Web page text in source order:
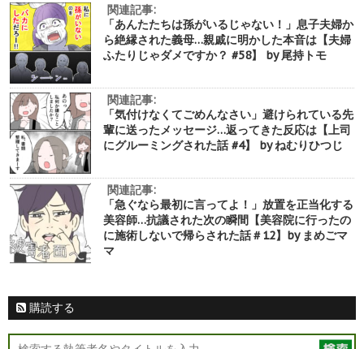
関連記事:
「あんたたちは孫がいるじゃない！」息子夫婦か
ら絶縁された義母…親戚に明かした本音は【夫婦
ふたりじゃダメですか？ #58】 by 尾持トモ
関連記事:
「気付けなくてごめんなさい」避けられている先
輩に送ったメッセージ…返ってきた反応は【上司
にグルーミングされた話 #4】 by ねむりひつじ
関連記事:
「急ぐなら最初に言ってよ！」放置を正当化する
美容師…抗議された次の瞬間【美容院に行ったの
に施術しないで帰らされた話＃12】by まめごマ
マ
購読する